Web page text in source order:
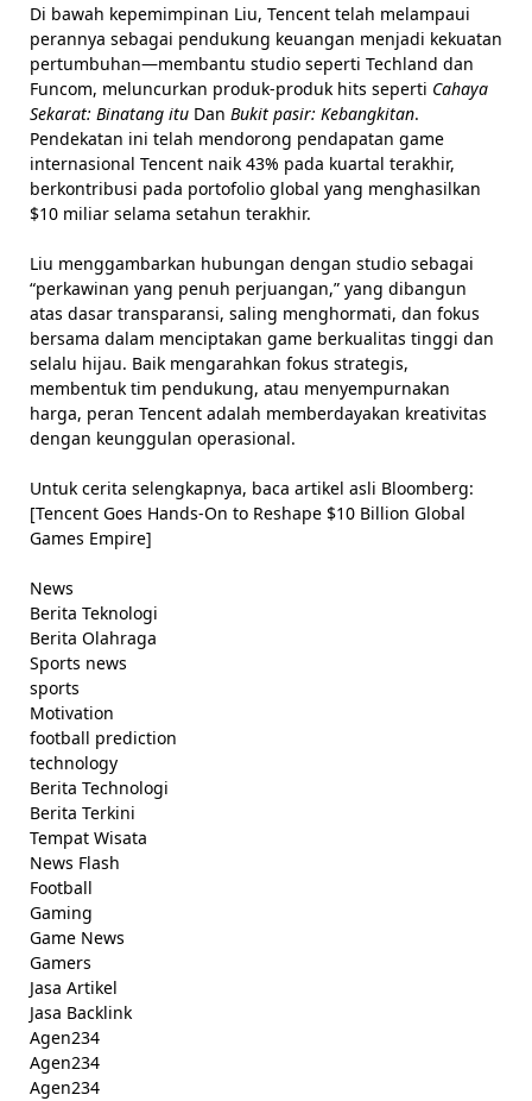
Di bawah kepemimpinan Liu, Tencent telah melampaui
perannya sebagai pendukung keuangan menjadi kekuatan
pertumbuhan—membantu studio seperti Techland dan
Funcom, meluncurkan produk-produk hits seperti Cahaya
Sekarat: Binatang itu Dan Bukit pasir: Kebangkitan.
Pendekatan ini telah mendorong pendapatan game
internasional Tencent naik 43% pada kuartal terakhir,
berkontribusi pada portofolio global yang menghasilkan
$10 miliar selama setahun terakhir.
Liu menggambarkan hubungan dengan studio sebagai
“perkawinan yang penuh perjuangan,” yang dibangun
atas dasar transparansi, saling menghormati, dan fokus
bersama dalam menciptakan game berkualitas tinggi dan
selalu hijau. Baik mengarahkan fokus strategis,
membentuk tim pendukung, atau menyempurnakan
harga, peran Tencent adalah memberdayakan kreativitas
dengan keunggulan operasional.
Untuk cerita selengkapnya, baca artikel asli Bloomberg:
[Tencent Goes Hands-On to Reshape $10 Billion Global
Games Empire]
News
Berita Teknologi
Berita Olahraga
Sports news
sports
Motivation
football prediction
technology
Berita Technologi
Berita Terkini
Tempat Wisata
News Flash
Football
Gaming
Game News
Gamers
Jasa Artikel
Jasa Backlink
Agen234
Agen234
Agen234